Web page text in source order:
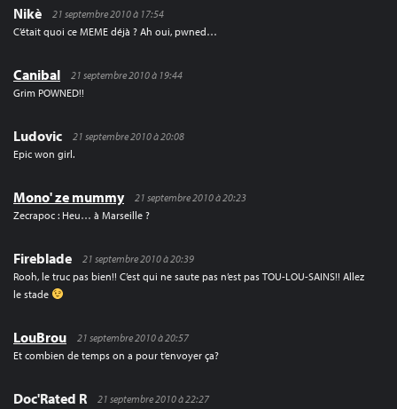
Nikè
21 septembre 2010 à 17:54
C’était quoi ce MEME déjà ? Ah oui, pwned…
Canibal
21 septembre 2010 à 19:44
Grim POWNED!!
Ludovic
21 septembre 2010 à 20:08
Epic won girl.
Mono' ze mummy
21 septembre 2010 à 20:23
Zecrapoc : Heu… à Marseille ?
Fireblade
21 septembre 2010 à 20:39
Rooh, le truc pas bien!! C’est qui ne saute pas n’est pas TOU-LOU-SAINS!! Allez
le stade
LouBrou
21 septembre 2010 à 20:57
Et combien de temps on a pour t’envoyer ça?
Doc'Rated R
21 septembre 2010 à 22:27